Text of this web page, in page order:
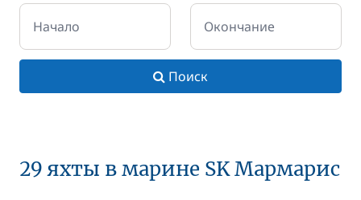
Начало Окончание
Поиск
29 яхты в марине SK Мармарис